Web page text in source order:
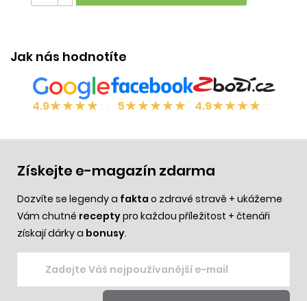
Jak nás hodnotíte
4.9★★★★ 5★★★★★ 4.9★★★★
Získejte e-magazín zdarma
Dozvíte se legendy a fakta o zdravé stravě + ukážeme
Vám chutné receptypro každou příležitost + čtenáři
získají dárky a bonusy.